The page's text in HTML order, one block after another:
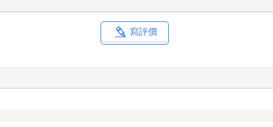
寫評價